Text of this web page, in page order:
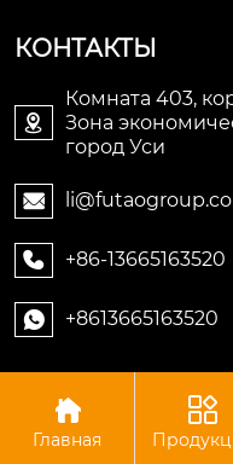
КОНТАКТЫ

Комната 403,
Зона
город Уси

 +86-13665163520
 +8613665163520
Авторское право©ООО

Главная
